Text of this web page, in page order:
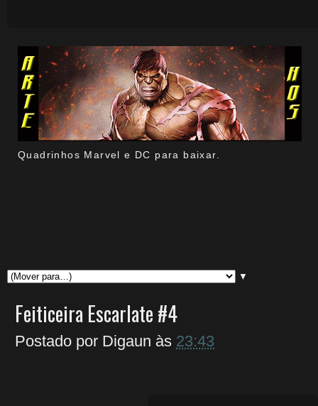
Quadrinhos Marvel e DC para baixar.
▼
Feiticeira Escarlate #4
Postado por Digaun às 23:43